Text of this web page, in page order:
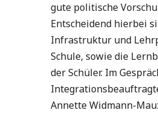
gute politische
Entscheidend hierbei
Infrastruktur und
Schule, sowie die
der Schüler. Im
Annette Widmann-